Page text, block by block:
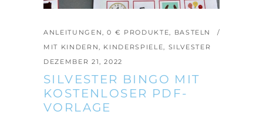
ANLEITUNGEN,0 € PRODUKTE, BASTELN
MIT KINDERN, KINDERSPIELE, SILVESTER
DEZEMBER 21, 2022
SILVESTER BINGO MIT
KOSTENLOSER PDF-
VORLAGE